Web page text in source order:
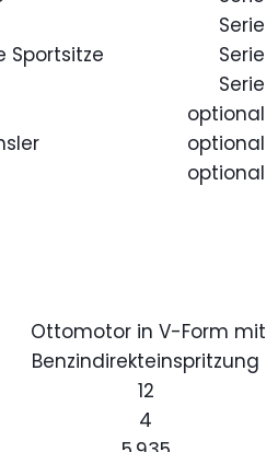
Serie
Sportsitze
Serie
Serie
optional
optional
optional
Ottomotor in V-Form mit
Benzindirekteinspritzung
12
4